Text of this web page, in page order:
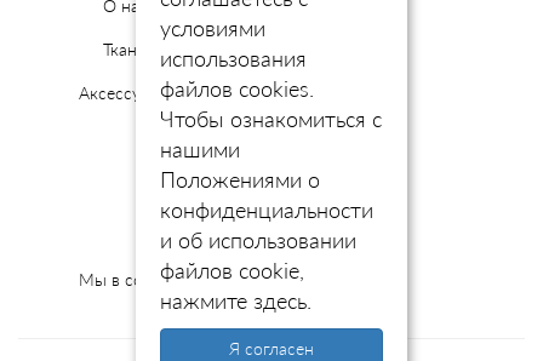
О нас
Ткани
Аксессуары
Доставка и оплата
Возврат товара
Контакты
Мы в соцсетях @europeanfabrics
условиями
использования
файлов cookies.
Чтобы ознакомиться с
нашими
Положениями о
конфиденциальности
и об использовании
файлов cookie,
нажмите здесь
Я согласен